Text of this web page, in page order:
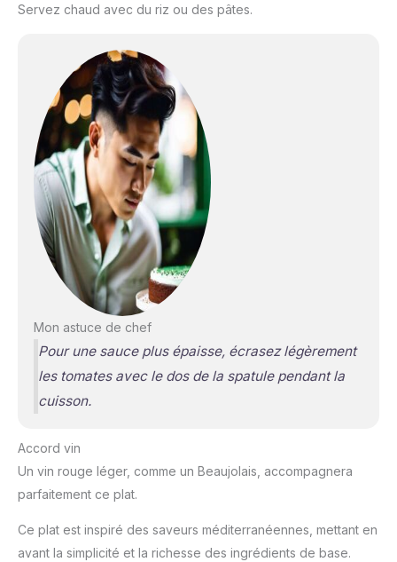
Servez chaud avec du riz ou des pâtes.
Mon astuce de chef
Pour une sauce plus épaisse, écrasez légèrement
les tomates avec le dos de la spatule pendant la
cuisson.
Accord vin
Un vin rouge léger, comme un Beaujolais, accompagnera
parfaitement ce plat.
Ce plat est inspiré des saveurs méditerranéennes, mettant en
avant la simplicité et la richesse des ingrédients de base.